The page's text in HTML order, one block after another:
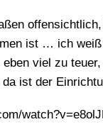
ist … ich
viel zu
ist der